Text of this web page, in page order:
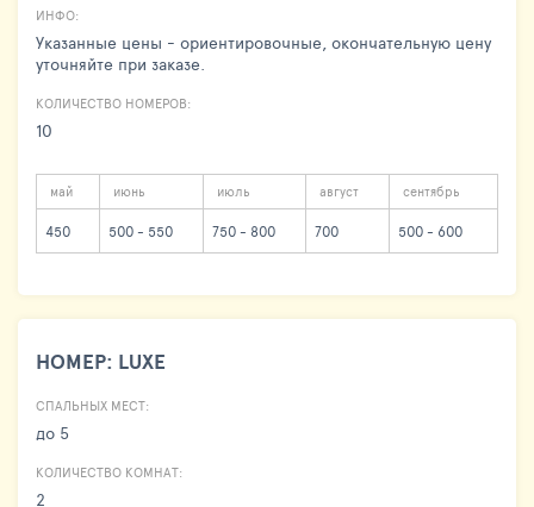
ИНФО:
Указанные цены - ориентировочные, окончательную цену
уточняйте при заказе.
КОЛИЧЕСТВО НОМЕРОВ:
10
май июнь июль август сентябрь
450 500 - 550 750 - 800 700 500 - 600
НОМЕР: LUXE
СПАЛЬНЫХ МЕСТ:
до 5
КОЛИЧЕСТВО КОМНАТ:
2